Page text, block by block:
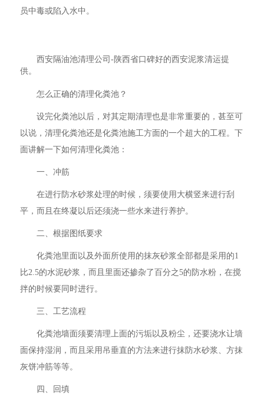
员中毒或陷入水中。
西安隔油池清理公司-陕西省口碑好的西安泥浆清运提
供。
怎么正确的清理化粪池？
设完化粪池以后，对其定期清理也是非常重要的，甚至可
以说，清理化粪池还是化粪池施工方面的一个超大的工程。下
面讲解一下如何清理化粪池：
一、冲筋
在进行防水砂浆处理的时候，须要使用大横竖来进行刮
平，而且在终凝以后还须浇一些水来进行养护。
二、根据图纸要求
化粪池里面以及外面所使用的抹灰砂浆全部都是采用的1
比2.5的水泥砂浆，而且里面还掺杂了百分之5的防水粉，在搅
拌的时候要同时进行。
三、工艺流程
化粪池墙面须要清理上面的污垢以及粉尘，还要浇水让墙
面保持湿润，而且采用吊垂直的方法来进行抹防水砂浆、方抹
灰饼冲筋等等。
四、回填